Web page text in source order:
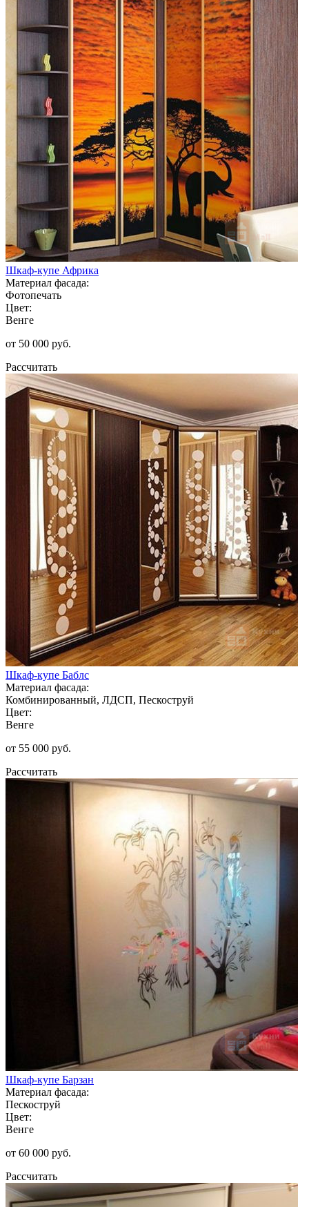
Шкаф-купе Африка
Материал фасада:
Фотопечать
Цвет:
Венге
от 50 000 руб.
Рассчитать
Шкаф-купе Баблс
Материал фасада:
Комбинированный, ЛДСП, Пескоструй
Цвет:
Венге
от 55 000 руб.
Рассчитать
Шкаф-купе Барзан
Материал фасада:
Пескоструй
Цвет:
Венге
от 60 000 руб.
Рассчитать